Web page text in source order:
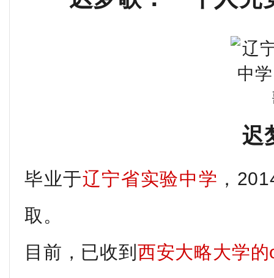
迟
毕业于辽宁省实验中学 ，
取。
目前，已收到 西安大略大学的